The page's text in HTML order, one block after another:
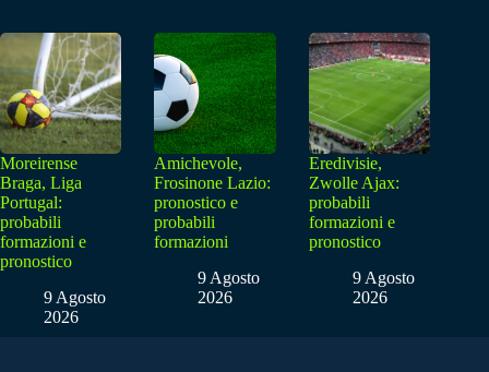
Moreirense
Braga, Liga
Portugal:
probabili
formazioni e
pronostico
9 Agosto
2026
Amichevole,
Frosinone Lazio:
pronostico e
probabili
formazioni
9 Agosto
2026
Eredivisie,
Zwolle Ajax:
probabili
formazioni e
pronostico
9 Agosto
2026